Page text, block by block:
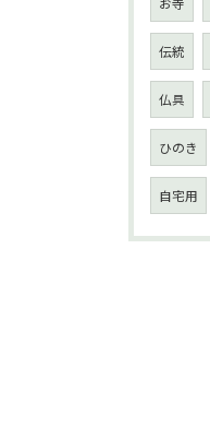
伝統
仏具
ひのき
自宅用